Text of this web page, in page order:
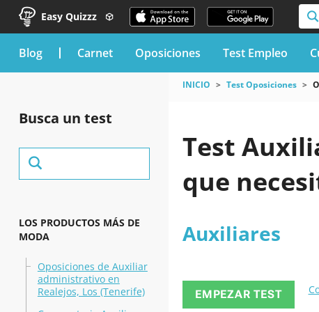
Easy Quizzz
blog Carnet Oposiciones Test Empleo
Busca un test
LOS PRODUCTOS MÁS DE
MODA
Oposiciones de Auxiliar
administrativo en
Realejos, Los (Tenerife)
INICIO Test Oposiciones
Test
que
Auxiliares
EMPEZAR TEST